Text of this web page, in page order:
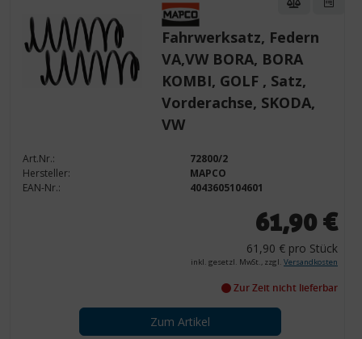
Fahrwerksatz, Federn
VA,VW BORA, BORA
KOMBI, GOLF , Satz,
Vorderachse, SKODA,
VW
Art.Nr.:
72800/2
Hersteller:
MAPCO
EAN-Nr.:
4043605104601
61,90 €
61,90 € pro Stück
inkl. gesetzl. MwSt., zzgl. Versandkosten
Zur Zeit nicht lieferbar
Zum Artikel